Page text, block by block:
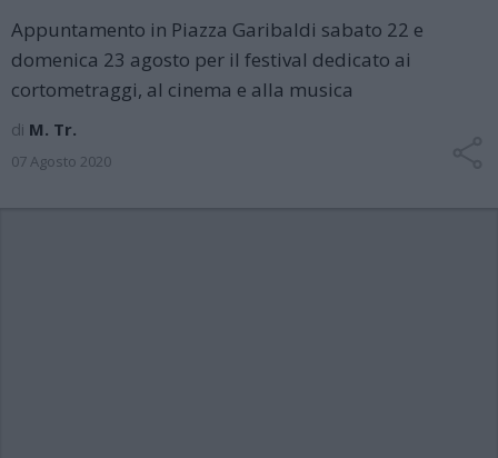
Appuntamento in Piazza Garibaldi sabato 22 e
domenica 23 agosto per il festival dedicato ai
cortometraggi, al cinema e alla musica
di M. Tr.
07 Agosto 2020